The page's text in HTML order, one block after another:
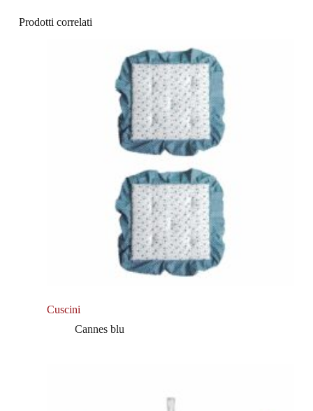
Prodotti correlati
Cuscini
Cannes blu